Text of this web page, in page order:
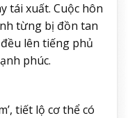
tái xuất. Cuộc hôn
từng bị đồn tan
lên tiếng phủ
phúc.
tiết lộ cơ thể có